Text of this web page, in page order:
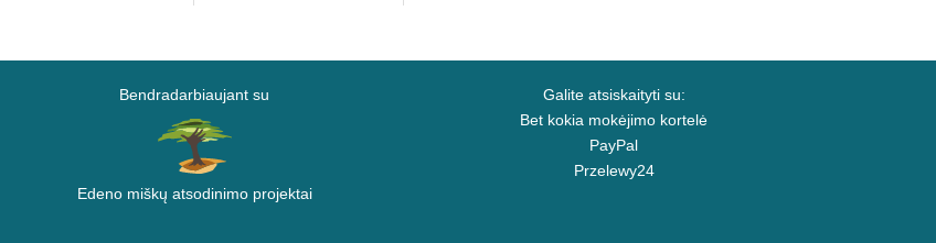
Bendradarbiaujant su
Edeno miškų atsodinimo projektai
Galite atsiskaityti su:
Bet kokia mokėjimo kortelė
PayPal
Przelewy24